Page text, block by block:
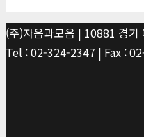
(주)자음과모음 | 10881 경
Tel : 02-324-2347 | Fax :